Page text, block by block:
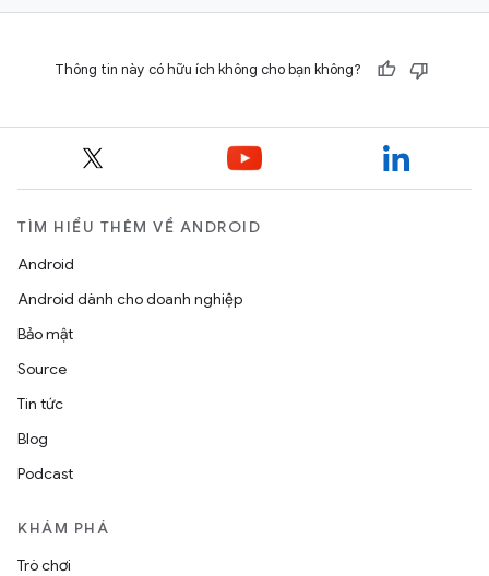
Thông tin này có hữu ích không cho bạn không?
TÌM HIỂU THÊM VỀ ANDROID
Android
Android dành cho doanh nghiệp
Bảo mật
Source
Tin tức
Blog
Podcast
KHÁM PHÁ
Trò chơi